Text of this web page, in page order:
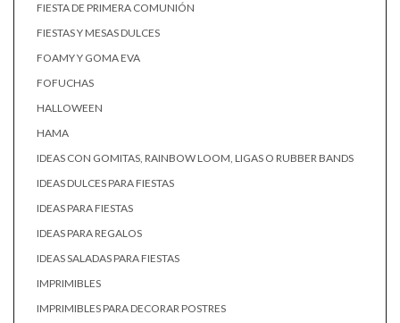
FIESTA DE PRIMERA COMUNIÓN
FIESTAS Y MESAS DULCES
FOAMY Y GOMA EVA
FOFUCHAS
HALLOWEEN
HAMA
IDEAS CON GOMITAS, RAINBOW LOOM, LIGAS O RUBBER BANDS
IDEAS DULCES PARA FIESTAS
IDEAS PARA FIESTAS
IDEAS PARA REGALOS
IDEAS SALADAS PARA FIESTAS
IMPRIMIBLES
IMPRIMIBLES PARA DECORAR POSTRES